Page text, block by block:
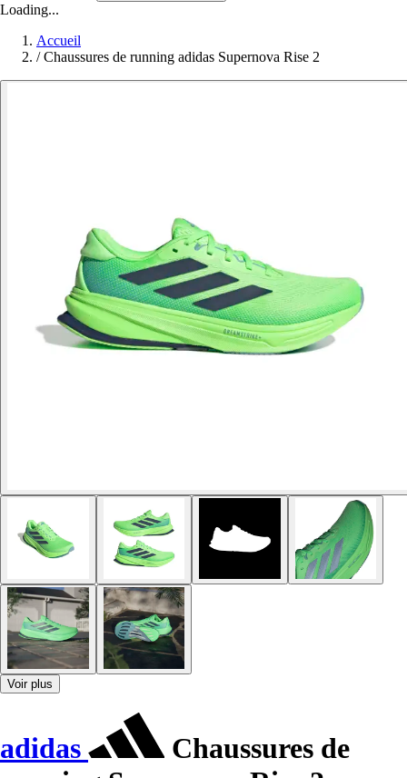
Loading...
Accueil
/ Chaussures de running adidas Supernova Rise 2
Voir plus
adidas
Chaussures de